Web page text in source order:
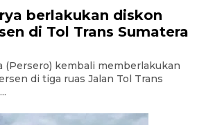
berlakukan diskon
di Tol Trans Sumatera
(Persero) kembali memberlakukan
di tiga ruas Jalan Tol Trans